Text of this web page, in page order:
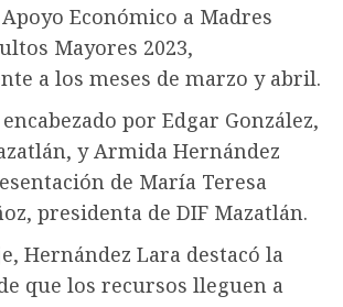
Económico a Madres
Mayores 2023,
a los meses de marzo y abril.
por Edgar González,
y Armida Hernández
de María Teresa
presidenta de DIF Mazatlán.
Hernández Lara destacó la
que los recursos lleguen a